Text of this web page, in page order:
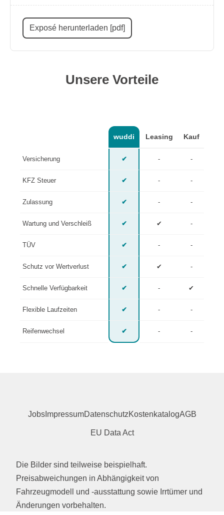
Exposé herunterladen [pdf]
Unsere Vorteile
wuddi Leasing Kauf
Versicherung ✔ - -
KFZ Steuer ✔ - -
Zulassung ✔ - -
Wartung und Verschleiß ✔ ✔ -
TÜV ✔ - -
Schutz vor Wertverlust ✔ ✔ -
Schnelle Verfügbarkeit ✔ - ✔
Flexible Laufzeiten ✔ - -
Reifenwechsel ✔ - -
JobsImpressumDatenschutzKostenkatalogAGB
EU Data Act
Die Bilder sind teilweise beispielhaft.
Preisabweichungen in Abhängigkeit von
Fahrzeugmodell und -ausstattung sowie Irrtümer und
Änderungen vorbehalten.